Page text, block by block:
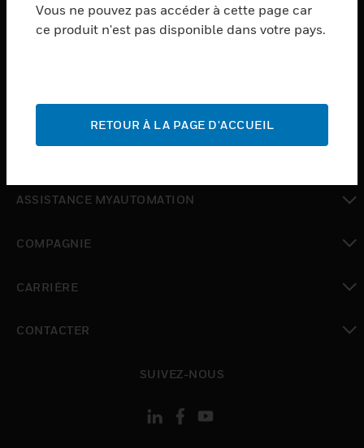
toggle view
SERVICES
toggle view
toggle view
toggle view
ASSISTANCE MYAUTOMATION
COMPAGNIE
CARRIÈRE
CONTACTER
SUIVEZ-NOUS
Vous ne pouvez pas accéder à cette page car
ce produit n'est pas disponible dans votre pays.
RETOUR À LA PAGE D'ACCUEIL